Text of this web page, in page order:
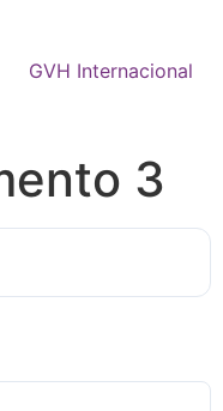
GVH Internacional
3